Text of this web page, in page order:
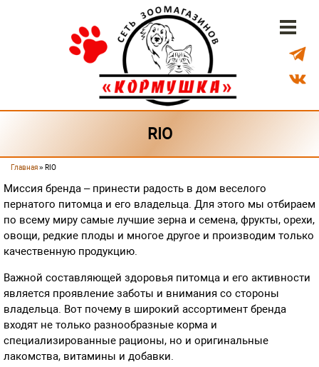
Перейти к основному содержанию
Бонусная система
Доставка
Наши магазины
RIO
Вы здесь
Главная» RIO
Миссия бренда – принести радость в дом веселого
пернатого питомца и его владельца. Для этого мы отбираем
по всему миру самые лучшие зерна и семена, фрукты, орехи,
овощи, редкие плоды и многое другое и производим только
качественную продукцию.
Важной составляющей здоровья питомца и его активности
является проявление заботы и внимания со стороны
владельца. Вот почему в широкий ассортимент бренда
входят не только разнообразные корма и
специализированные рационы, но и оригинальные
лакомства, витамины и добавки.